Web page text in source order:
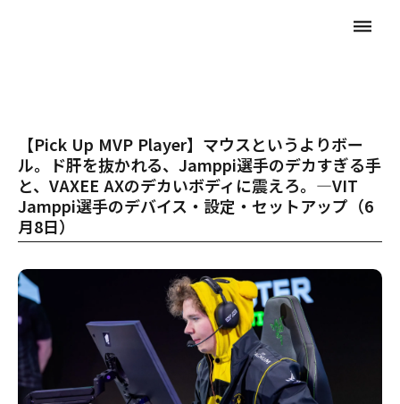
dehaze
【Pick Up MVP Player】マウスというよりボー
ル。ド肝を抜かれる、Jamppi選手のデカすぎる手
と、VAXEE AXのデカいボディに震えろ。―VIT
Jamppi選手のデバイス・設定・セットアップ（6
月8日）